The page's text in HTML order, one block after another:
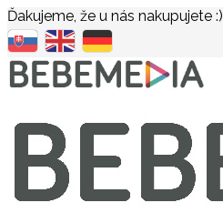
Ďakujeme, že u nás nakupujete :)